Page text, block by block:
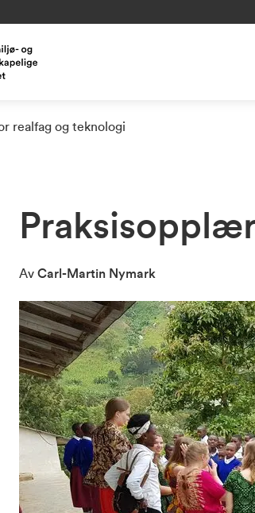
realfag og teknologi
Av Carl-Martin Nymark